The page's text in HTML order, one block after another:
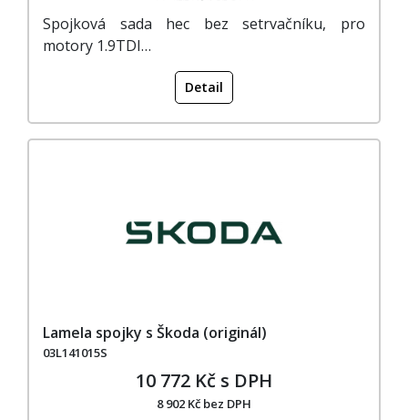
Spojková sada hec bez setrvačníku, pro
motory 1.9TDI…
Detail
Lamela spojky s Škoda (originál)
03L141015S
10 772 Kč s DPH
8 902 Kč bez DPH